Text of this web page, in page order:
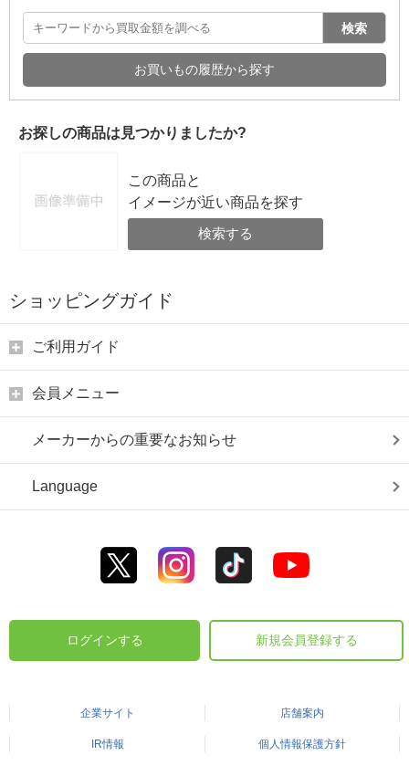
検索
お買いもの履歴から探す
お探しの商品は見つかりましたか?
この商品と
イメージが近い商品を探す
検索する
ショッピングガイド
ご利用ガイド
会員メニュー
メーカーからの重要なお知らせ
Language
ログインする 新規会員登録する
企業サイト 店舗案内
IR情報 個人情報保護方針